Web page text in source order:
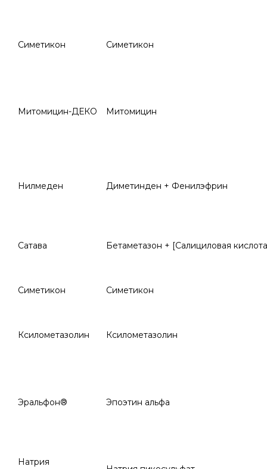
Симетикон Симетикон
Митомицин-ДЕКО Митомицин
Нилмеден Диметинден + Фенилэфрин
Сатава Бетаметазон + [Салициловая
Симетикон Симетикон
Ксилометазолин Ксилометазолин
Эральфон® Эпоэтин альфа
Натрия